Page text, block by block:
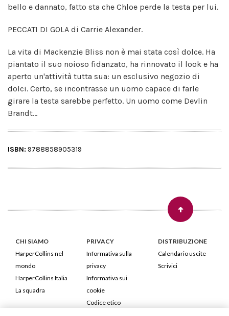
bello e dannato, fatto sta che Chloe perde la testa per lui.
PECCATI DI GOLA di Carrie Alexander.
La vita di Mackenzie Bliss non è mai stata così dolce. Ha
piantato il suo noioso fidanzato, ha rinnovato il look e ha
aperto un'attività tutta sua: un esclusivo negozio di
dolci. Certo, se incontrasse un uomo capace di farle
girare la testa sarebbe perfetto. Un uomo come Devlin
Brandt...
ISBN: 9788858905319
CHI SIAMO
HarperCollins nel
mondo
HarperCollins Italia
La squadra
PRIVACY
Informativa sulla
privacy
Informativa sui
cookie
Codice etico
DISTRIBUZIONE
Calendario uscite
Scrivici